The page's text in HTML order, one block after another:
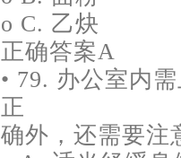
o C. 乙炔
正确答案A
• 79. 办公室内
正
确外，还需要注